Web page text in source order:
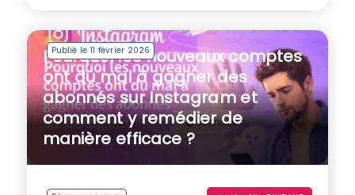
Publié le 11 février 2026
Pourquoi les nouveaux comptes
ont du mal à gagner des
abonnés sur Instagram et
comment y remédier de
manière efficace ?